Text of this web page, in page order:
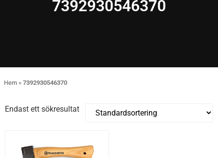
7392930546370
Hem » 7392930546370
Endast ett sökresultat